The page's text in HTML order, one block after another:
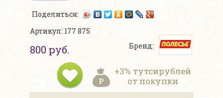
Поделиться:
Артикул: 177 875
800 руб. Бренд:
+3% тутсирублей
от покупки